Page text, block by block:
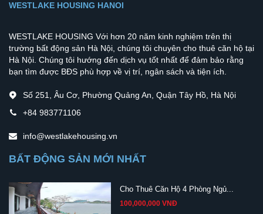
WESTLAKE HOUSING HANOI
WESTLAKE HOUSING Với hơn 20 năm kinh nghiệm trên thị
trường bất động sản Hà Nội, chúng tôi chuyên cho thuê căn hộ tại
Hà Nội. Chúng tôi hướng đến dịch vụ tốt nhất để đảm bảo rằng
bạn tìm được BĐS phù hợp về vị trí, ngân sách và tiện ích.
Số 251, Âu Cơ, Phường Quảng An, Quận Tây Hồ, Hà Nội
+84 983771106
info@westlakehousing.vn
BẤT ĐỘNG SẢN MỚI NHẤT
Cho Thuê Căn Hộ 4 Phòng Ngủ...
100,000,000 VNĐ